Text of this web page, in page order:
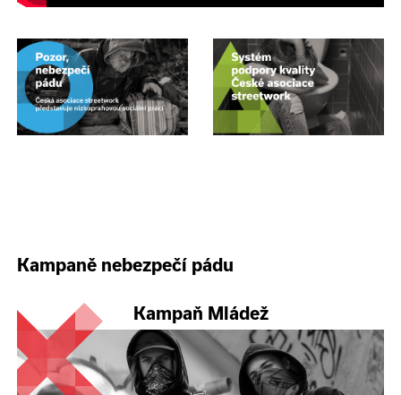
Kampaně nebezpečí pádu
Kampaň Mládež